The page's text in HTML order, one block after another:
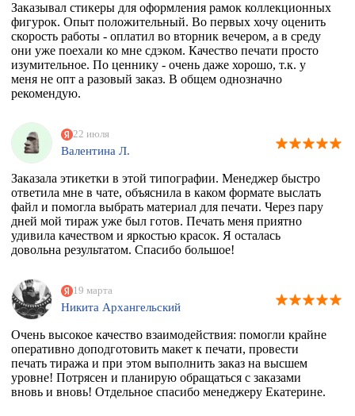
Заказывал стикеры для оформления рамок коллекционных
фигурок. Опыт положительный. Во первых хочу оценить
скорость работы - оплатил во вторник вечером, а в среду
они уже поехали ко мне сдэком. Качество печати просто
изумительное. По ценнику - очень даже хорошо, т.к. у
меня не опт а разовый заказ. В общем однозначно
рекомендую.
22 июля
Валентина Л.
Заказала этикетки в этой типографии. Менеджер быстро
ответила мне в чате, объяснила в каком формате выслать
файл и помогла выбрать материал для печати. Через пару
дней мой тираж уже был готов. Печать меня приятно
удивила качеством и яркостью красок. Я осталась
довольна результатом. Спасибо большое!
19 марта
Никита Архангельский
Очень высокое качество взаимодействия: помогли крайне
оперативно доподготовить макет к печати, провести
печать тиража и при этом выполнить заказ на высшем
уровне! Потрясен и планирую обращаться с заказами
вновь и вновь! Отдельное спасибо менеджеру Екатерине.